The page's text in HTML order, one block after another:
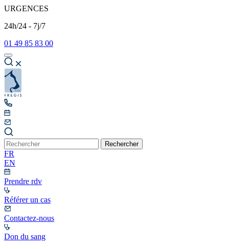
URGENCES
24h/24 - 7j/7
01 49 85 83 00
Rechercher
FR
EN
Prendre rdv
Référer un cas
Contactez-nous
Don du sang